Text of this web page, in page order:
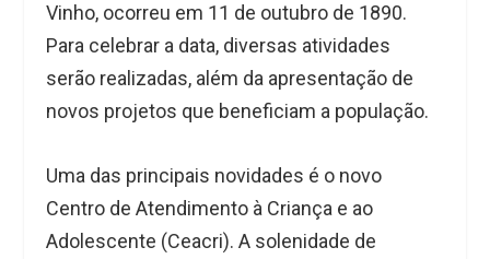
Vinho, ocorreu em 11 de outubro de 1890.
Para celebrar a data, diversas atividades
serão realizadas, além da apresentação de
novos projetos que beneficiam a população.
Uma das principais novidades é o novo
Centro de Atendimento à Criança e ao
Adolescente (Ceacri). A solenidade de